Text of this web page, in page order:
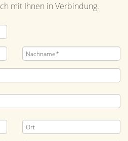
mit Ihnen in Verbindung.